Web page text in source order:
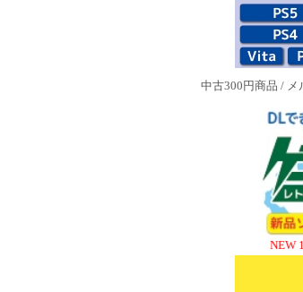
中古300円商品 / メ
NEW 1983特典